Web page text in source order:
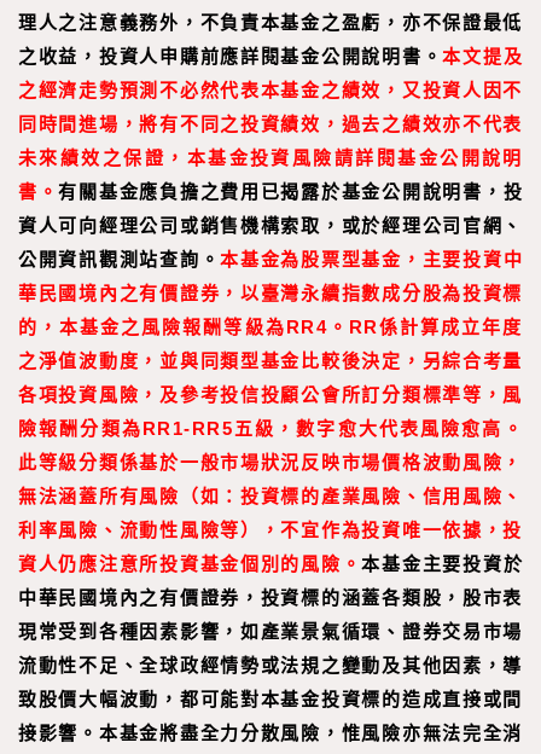
理人之注意義務外，不負責本基金之盈虧，亦不保證最低
之收益，投資人申購前應詳閱基金公開說明書。本文提及
之經濟走勢預測不必然代表本基金之績效，又投資人因不
同時間進場，將有不同之投資績效，過去之績效亦不代表
未來績效之保證，本基金投資風險請詳閱基金公開說明
書。有關基金應負擔之費用已揭露於基金公開說明書，投
資人可向經理公司或銷售機構索取，或於經理公司官網、
公開資訊觀測站查詢。本基金為股票型基金，主要投資中
華民國境內之有價證券，以臺灣永續指數成分股為投資標
的，本基金之風險報酬等級為RR4。RR係計算成立年度
之淨值波動度，並與同類型基金比較後決定，另綜合考量
各項投資風險，及參考投信投顧公會所訂分類標準等，風
險報酬分類為RR1-RR5五級，數字愈大代表風險愈高。
此等級分類係基於一般市場狀況反映市場價格波動風險，
無法涵蓋所有風險（如：投資標的產業風險、信用風險、
利率風險、流動性風險等），不宜作為投資唯一依據，投
資人仍應注意所投資基金個別的風險。本基金主要投資於
中華民國境內之有價證券，投資標的涵蓋各類股，股市表
現常受到各種因素影響，如產業景氣循環、證券交易市場
流動性不足、全球政經情勢或法規之變動及其他因素，導
致股價大幅波動，都可能對本基金投資標的造成直接或間
接影響。本基金將盡全力分散風險，惟風險亦無法完全消